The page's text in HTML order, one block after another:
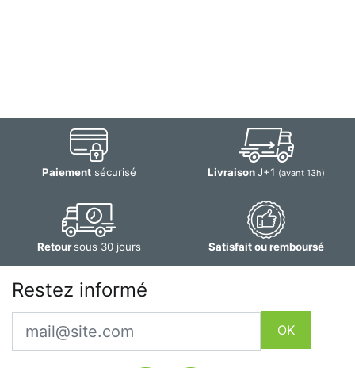
Paiementsécurisé LivraisonJ+1 (avant 13h)
Retoursous 30 jours Satisfait ou remboursé
Restez informé
Email
OK